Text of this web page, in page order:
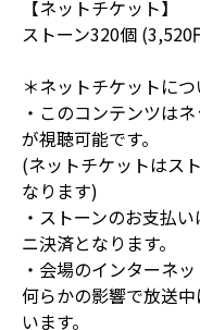
【ネットチケット】
ストーン320個 (3,520
＊ネットチケットにつ
・このコンテンツは
が視聴可能です。
(ネットチケットはス
なります)
・ストーンのお支払
ニ決済となります。
・会場のインターネ
何らかの影響で放送
います。